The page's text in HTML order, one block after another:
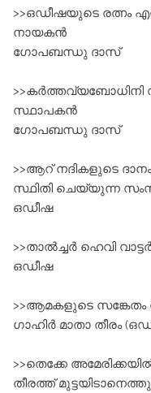
>>ഒഡീഷയുടെ രത്നം
നായകൻ
ഗോപബന്ധു ദാസ്‌
സ്ഥാപകൻ
ഗോപബന്ധു ദാസ്‌
>>ആറ്‌ നദികളുടെ
സ്ഥിതി ചെയ്യുന്ന
ഒഡീഷ
>>താൽച്ചർ ഹെവി
ഒഡീഷ
>>ആമകളുടെ
ഗാഹിർ മാതാ തീരം
>>തെക്കേ
തീരത്ത്‌